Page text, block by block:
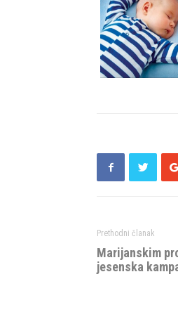
Prethodni članak
Marijanskim
jesenska